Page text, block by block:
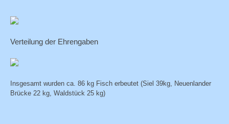
Verteilung der Ehrengaben
Insgesamt wurden ca. 86 kg Fisch erbeutet (Siel 39kg, Neuenlander
Brücke 22 kg, Waldstück 25 kg)